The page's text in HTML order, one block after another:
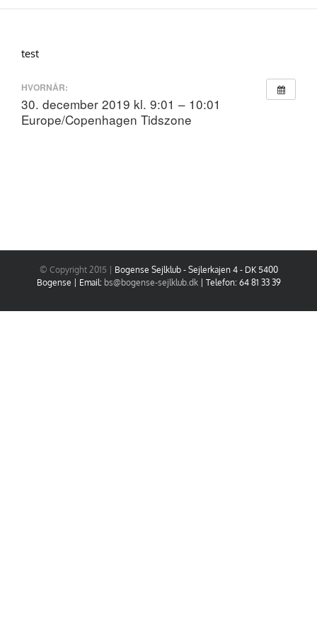
Skip
test
HVORNÅR:
30. december 2019 kl. 9:01 – 10:01
Europe/Copenhagen Tidszone
© Copyright 2015 | Bogense Sejlklub - Sejlerkajen 4 - DK 5400
Bogense | Email: bs@bogense-sejlklub.dk| Telefon: 64 81 33 39